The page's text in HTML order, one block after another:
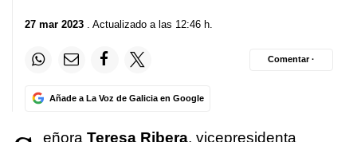
27 mar 2023 . Actualizado a las 12:46 h.
Añade a La Voz de Galicia en Google
Comentar ·
eñora Teresa Ribera, vicepresidenta